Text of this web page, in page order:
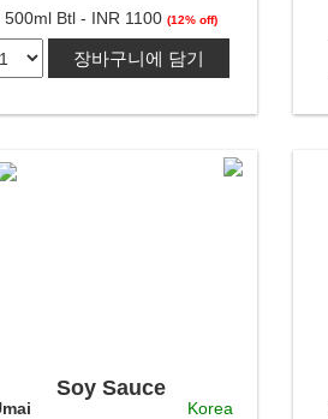
500ml Btl - INR 1100(12% off)
장바구니에 담기
Soy Sauce
Korea